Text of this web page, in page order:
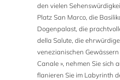
den vielen
Platz San Marco, die
Dogenpalast, die
della Salute, die
venezianischen
Canale », nehmen Sie sich
flanieren Sie im Labyrinth